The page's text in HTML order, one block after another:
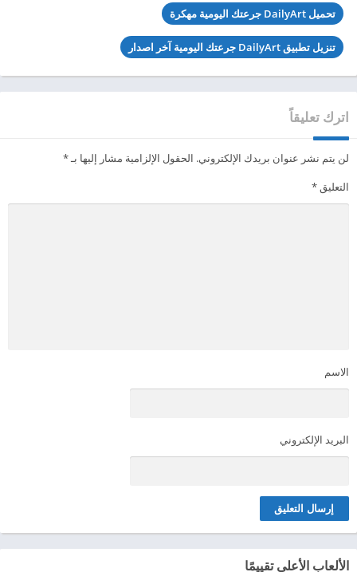
تحميل DailyArt جرعتك اليومية مهكرة
تنزيل تطبيق DailyArt جرعتك اليومية آخر اصدار
اترك تعليقاً
لن يتم نشر عنوان بريدك الإلكتروني. الحقول الإلزامية مشار إليها بـ*
التعليق*
الاسم
البريد الإلكتروني
الألعاب الأعلى تقييمًا